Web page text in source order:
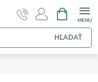
HĽADAŤ
KOŠÍK